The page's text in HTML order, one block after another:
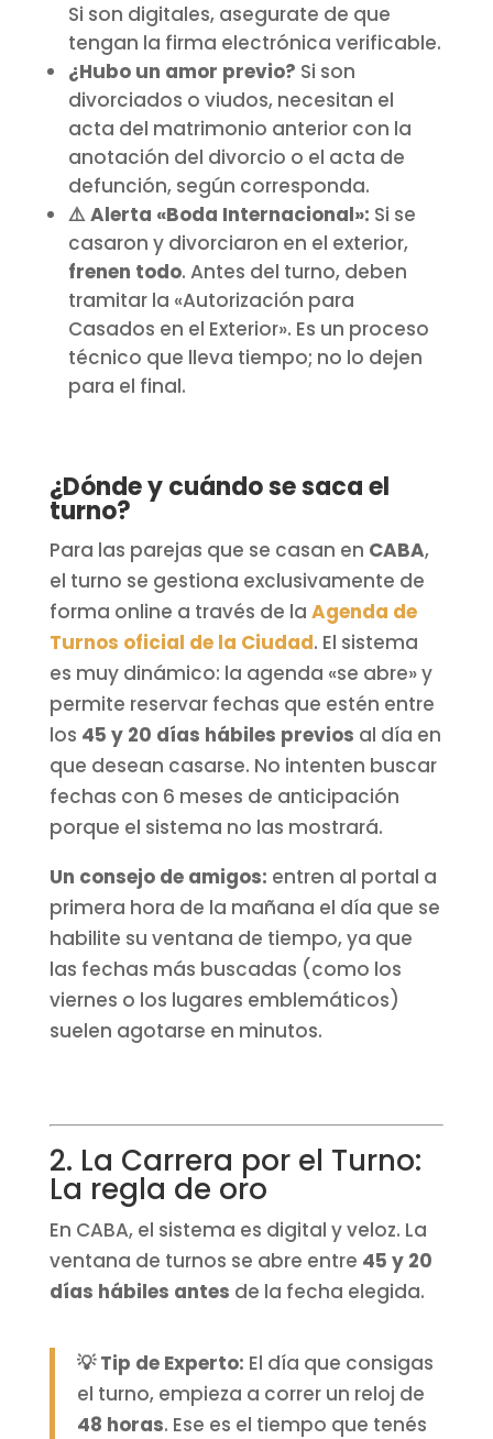
Si son digitales, asegurate de que
tengan la firma electrónica verificable.
¿Hubo un amor previo? Si son
divorciados o viudos, necesitan el
acta del matrimonio anterior con la
anotación del divorcio o el acta de
defunción, según corresponda.
⚠️ Alerta «Boda Internacional»: Si se
casaron y divorciaron en el exterior,
frenen todo. Antes del turno, deben
tramitar la «Autorización para
Casados en el Exterior». Es un proceso
técnico que lleva tiempo; no lo dejen
para el final.
¿Dónde y cuándo se saca el
turno?
Para las parejas que se casan en CABA,
el turno se gestiona exclusivamente de
forma online a través de la Agenda de
Turnos oficial de la Ciudad. El sistema
es muy dinámico: la agenda «se abre» y
permite reservar fechas que estén entre
los 45 y 20 días hábiles previos al día en
que desean casarse. No intenten buscar
fechas con 6 meses de anticipación
porque el sistema no las mostrará.
Un consejo de amigos: entren al portal a
primera hora de la mañana el día que se
habilite su ventana de tiempo, ya que
las fechas más buscadas (como los
viernes o los lugares emblemáticos)
suelen agotarse en minutos.
2. La Carrera por el Turno:
La regla de oro
En CABA, el sistema es digital y veloz. La
ventana de turnos se abre entre 45 y 20
días hábiles antes de la fecha elegida.
💡 Tip de Experto: El día que consigas
el turno, empieza a correr un reloj de
48 horas. Ese es el tiempo que tenés